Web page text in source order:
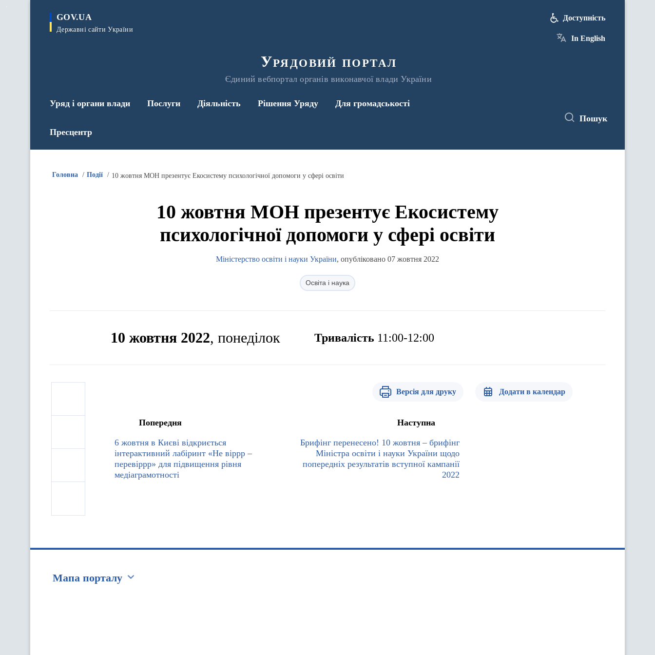
GOV.UA
Державні сайти України
Урядовий портал
Єдиний вебпортал органів виконавчої влади України
Доступність
In English
Уряд і органи влади Послуги Діяльність Рішення Уряду Для громадськості
Пресцентр
Пошук
Головна Події 10 жовтня МОН презентує Екосистему психологічної допомоги у сфері освіти
10 жовтня МОН презентує Екосистему
психологічної допомоги у сфері освіти
Міністерство освіти і науки України, опубліковано 07 жовтня 2022
Освіта і наука
10 жовтня 2022, понеділок Тривалість 11:00-12:00
Версія для друку
Попередня
6 жовтня в Києві відкриється
інтерактивний лабіринт «Не віррр –
перевіррр» для підвищення рівня
медіаграмотності
Наступна
Брифінг перенесено! 10 жовтня – брифінг
Міністра освіти і науки України щодо
попередніх результатів вступної кампанії
2022
Додати в календар
Мапа порталу